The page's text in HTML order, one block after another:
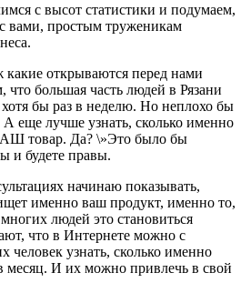
с высот статистики и подумаем,
вами, простым труженикам
открываются перед нами
большая часть людей в Рязани
бы раз в неделю. Но неплохо бы
А еще лучше узнать, сколько именно
товар. Да? \»Это было бы
и будете правы.
начинаю показывать,
именно ваш продукт, именно то,
людей это становиться
что в Интернете можно с
человек узнать, сколько именно
месяц. И их можно привлечь в свой